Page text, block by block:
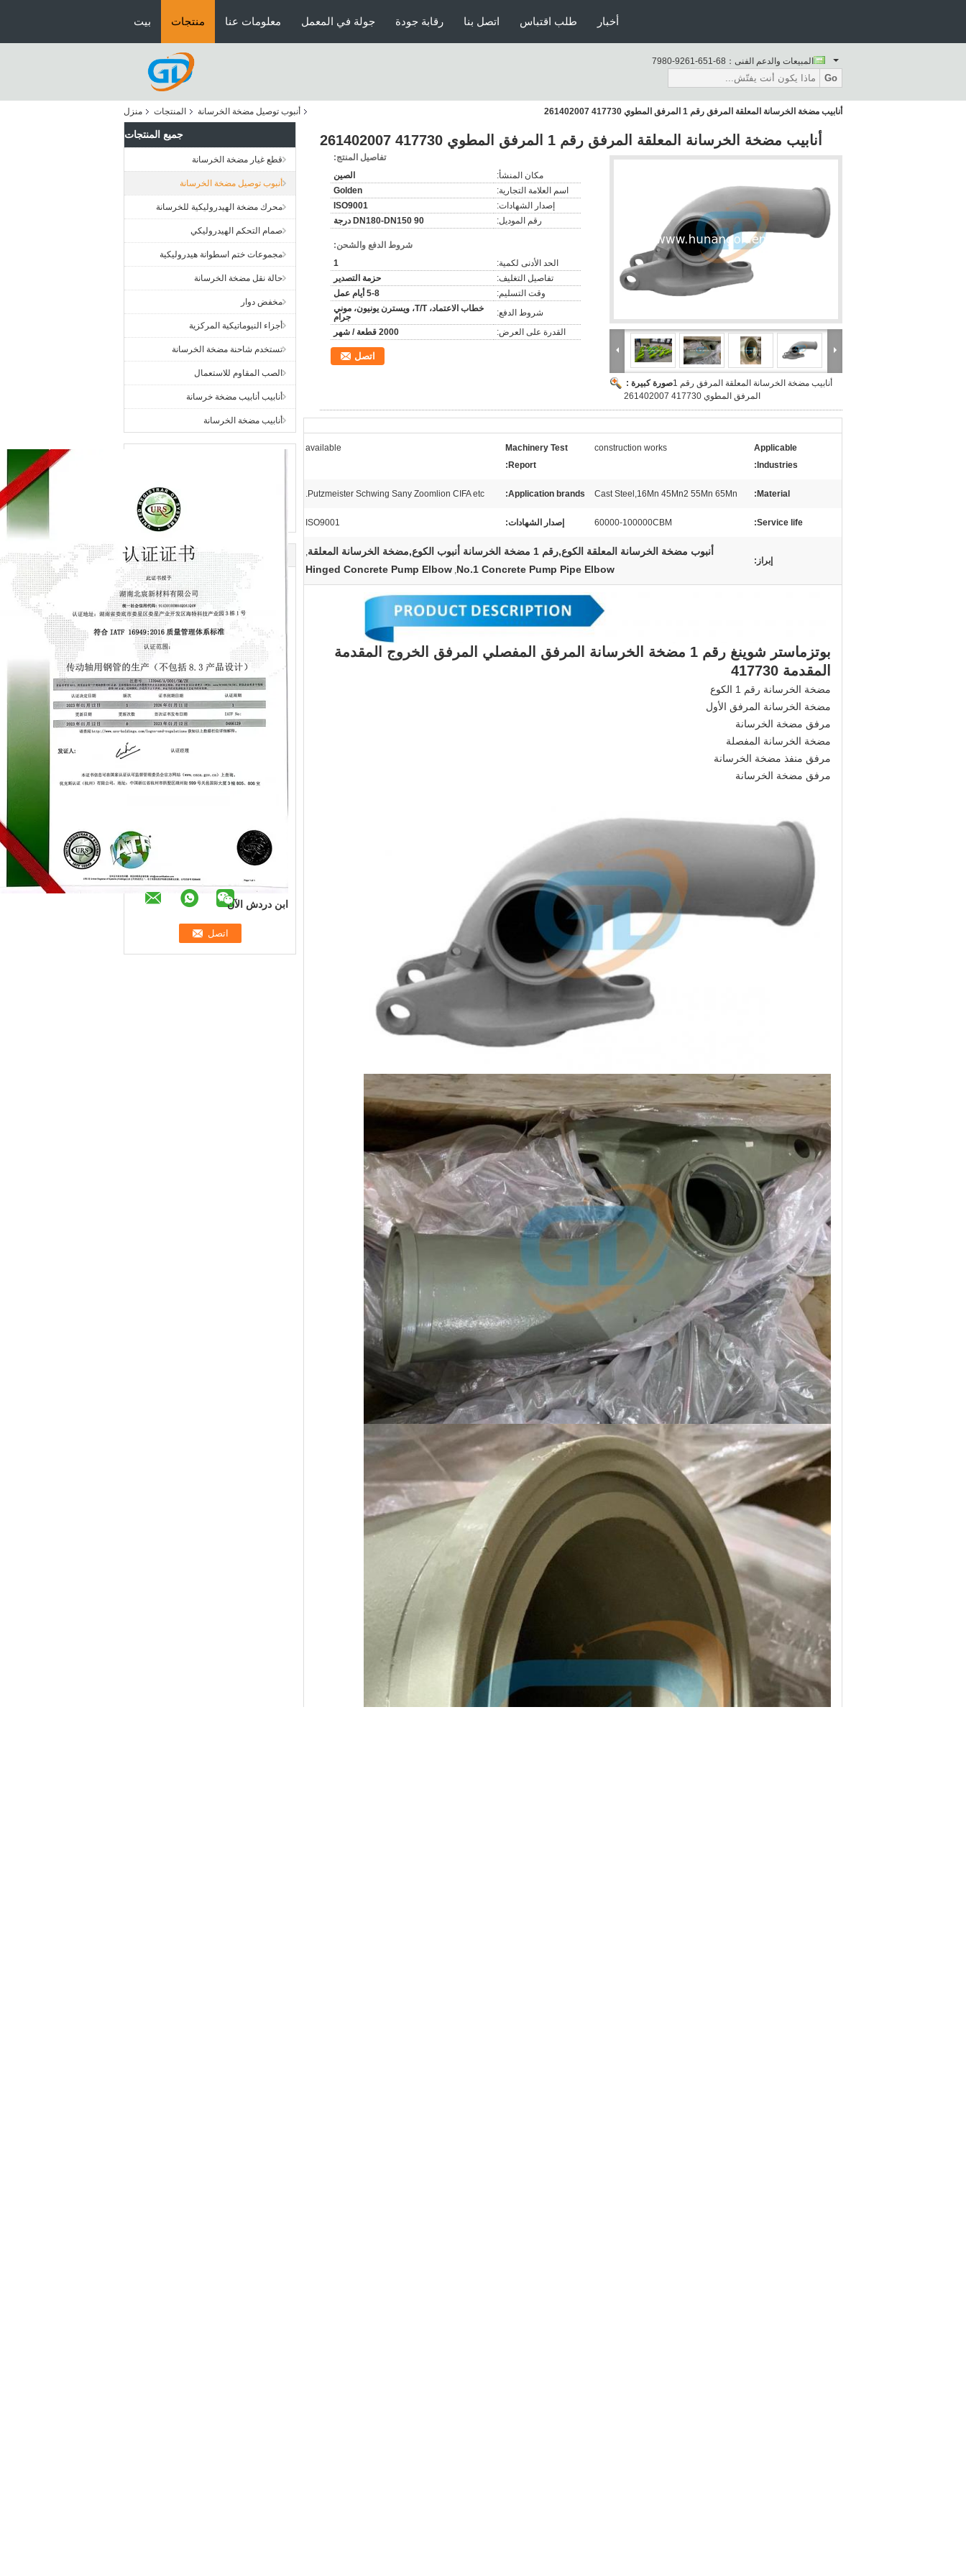
بيت منتجات معلومات عنا جولة في المعمل رقابة جودة اتصل بنا طلب اقتباس أخبار
المبيعات والدعم الفنى： 86-156-1629-0897
Go
منزل المنتجات أنبوب توصيل مضخة الخرسانة أنابيب مضخة الخرسانة المعلقة المرفق رقم 1 المرفق المطوي 417730 261402007
جميع المنتجات
قطع غيار مضخة الخرسانة
أنبوب توصيل مضخة الخرسانة
محرك مضخة الهيدروليكية للخرسانة
صمام التحكم الهيدروليكي
مجموعات ختم اسطوانة هيدروليكية
حالة نقل مضخة الخرسانة
مخفض دوار
أجزاء النيوماتيكية المركزية
تستخدم شاحنة مضخة الخرسانة
الصب المقاوم للاستعمال
أنابيب أنابيب مضخة خرسانة
أنابيب مضخة الخرسانة
ابن دردش الآن
أنابيب مضخة الخرسانة المعلقة المرفق رقم 1 المرفق المطوي 417730 261402007
صورة كبيرة :أنابيب مضخة الخرسانة المعلقة المرفق رقم 1
المرفق المطوي 417730 261402007
تفاصيل المنتج:
مكان المنشأ:
الصين
اسم العلامة التجارية:
Golden
إصدار الشهادات:
ISO9001
رقم الموديل:
DN180-DN150 90 درجة
شروط الدفع والشحن:
الحد الأدنى لكمية:
1
تفاصيل التغليف:
حزمة التصدير
وقت التسليم:
5-8 أيام عمل
شروط الدفع:
خطاب الاعتماد، T/T، ويسترن يونيون، موني
جرام
القدرة على العرض:
2000 قطعة / شهر
اتصل
Applicable
Industries:
construction works
Machinery Test
Report:
available
Material:
Cast Steel,16Mn 45Mn2 55Mn 65Mn
Application brands:
Putzmeister Schwing Sany Zoomlion CIFA etc.
Service life:
60000-100000CBM إصدار الشهادات: ISO9001
إبراز:
أنبوب مضخة الخرسانة المعلقة الكوع,رقم 1 مضخة الخرسانة أنبوب الكوع,مضخة الخرسانة المعلقة ,
No.1 Concrete Pump Pipe Elbow
,
Hinged Concrete Pump Elbow
بوتزماستر شوينغ رقم 1 مضخة الخرسانة المرفق المفصلي المرفق الخروج المقدمة
المقدمة 417730
مضخة الخرسانة رقم 1 الكوع
مضخة الخرسانة المرفق الأول
مرفق مضخة الخرسانة
مضخة الخرسانة المفصلة
مرفق منفذ مضخة الخرسانة
مرفق مضخة الخرسانة